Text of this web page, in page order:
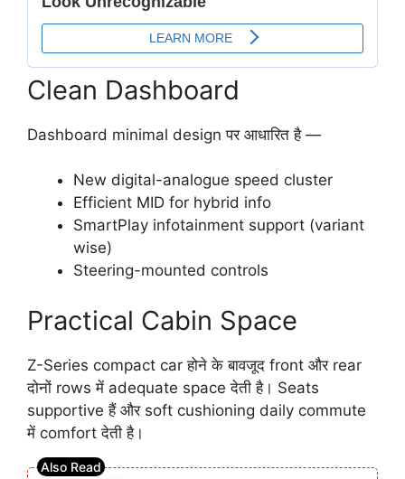
Clean Dashboard
Dashboard minimal design पर आधारित है —
New digital-analogue speed cluster
Efficient MID for hybrid info
SmartPlay infotainment support (variant
wise)
Steering-mounted controls
Practical Cabin Space
Z-Series compact car होने के बावजूद front और rear
दोनों rows में adequate space देती है। Seats
supportive हैं और soft cushioning daily commute
में comfort देती है।